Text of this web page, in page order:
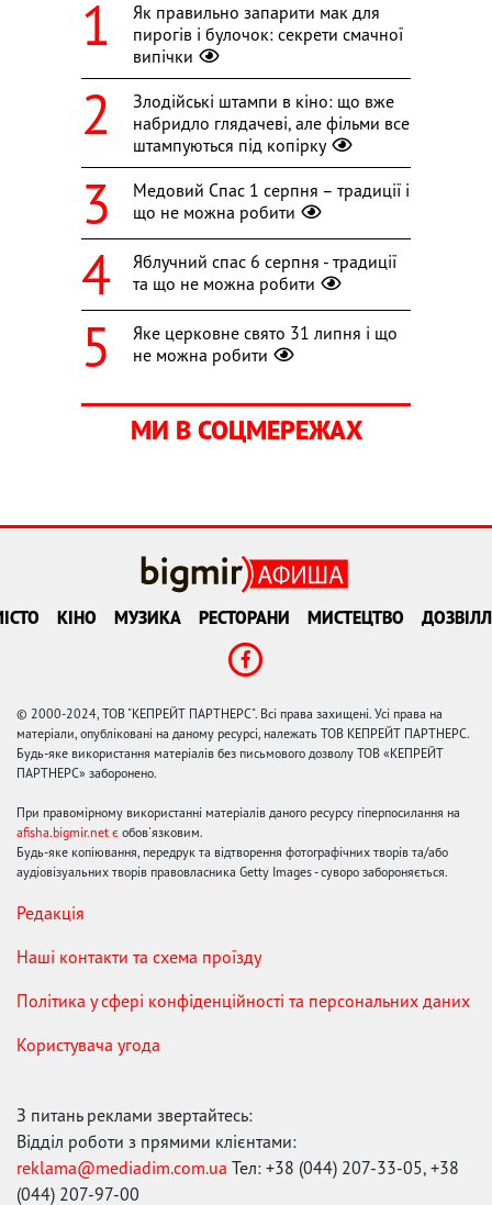
Як правильно запарити мак для
пирогів і булочок: секрети смачної
випічки
Злодійські штампи в кіно: що вже
набридло глядачеві, але фільми все
штампуються під копірку
Медовий Спас 1 серпня – традиції і
що не можна робити
Яблучний спас 6 серпня - традиції
та що не можна робити
Яке церковне свято 31 липня і що
не можна робити
МИ В СОЦМЕРЕЖАХ
КІНО МУЗИКА РЕСТОРАНИ МИСТЕЦТВО
© 2000-2024, ТОВ "КЕПРЕЙТ ПАРТНЕРС". Всі права захищені. Усі права на
матеріали, опубліковані на даному ресурсі, належать ТОВ КЕПРЕЙТ ПАРТНЕРС.
Будь-яке використання матеріалів без письмового дозволу ТОВ «КЕПРЕЙТ
ПАРТНЕРС» заборонено.
При правомірному використанні матеріалів даного ресурсу гіперпосилання на
afisha.bigmir.net є обов'язковим.
Будь-яке копіювання, передрук та відтворення фотографічних творів та/або
аудіовізуальних творів правовласника Getty Images - суворо забороняється.
Редакція
Наші контакти та схема проїзду
Політика у сфері конфіденційності та персональних даних
Користувача угода
З питань реклами звертайтесь:
Відділ роботи з прямими клієнтами:
reklama@mediadim.com.ua Тел: +38 (044) 207-33-05, +38
(044) 207-97-00